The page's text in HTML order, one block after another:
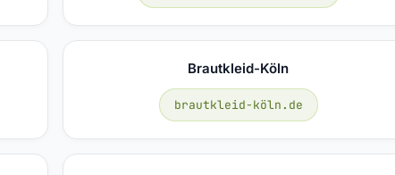
Brautkleid-Köln
brautkleid-köln.de